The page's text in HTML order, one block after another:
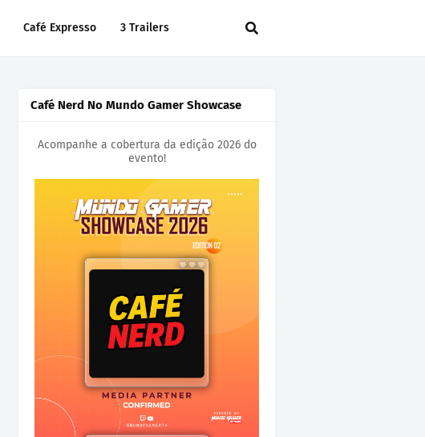
Café Expresso 3 Trailers
Café Nerd No Mundo Gamer Showcase
Acompanhe a cobertura da edição 2026 do
evento!